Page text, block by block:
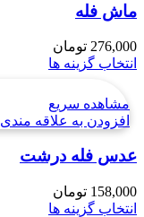
ماش فله
276,000 تومان
انتخاب گزینه ها
مشاهده سریع
افزودن به علاقه مندی
عدس فله درشت
158,000 تومان
انتخاب گزینه ها